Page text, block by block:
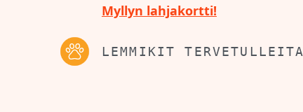
Myllyn lahjakortti!
LEMMIKIT TERVETULLEITA